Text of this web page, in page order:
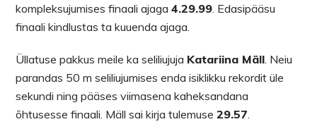
kompleksujumises finaali ajaga4.29.99 . Edasipääsu
finaali kindlustas ta kuuenda ajaga.
Üllatuse pakkus meile ka seliliujuja Katariina Mäll . Neiu
parandas 50 m seliliujumises enda isiklikku rekordit üle
sekundi ning pääses viimasena kaheksandana
õhtusesse finaali. Mäll sai kirja tulemuse29.57